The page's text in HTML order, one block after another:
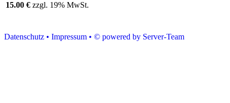
15.00 € zzgl. 19% MwSt.
Datenschutz • Impressum • © powered by Server-Team